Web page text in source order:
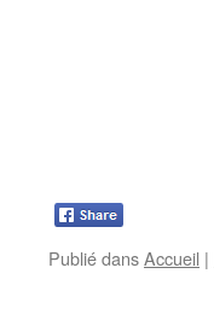
Publié dansAccueil |